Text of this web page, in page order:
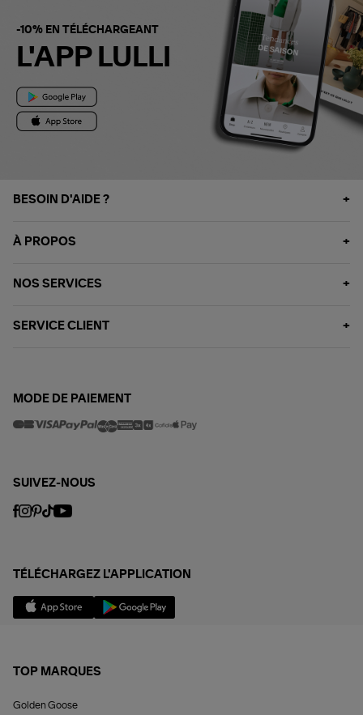
-10% EN TÉLÉCHARGEANT
L'APP LULLI
BESOIN D'AIDE ?
À PROPOS
NOS SERVICES
SERVICE CLIENT
MODE DE PAIEMENT
SUIVEZ-NOUS
TÉLÉCHARGEZ L'APPLICATION
TOP MARQUES
Golden Goose